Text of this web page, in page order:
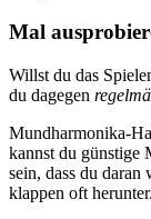
Mal
Willst du das
du dagegen
Mundharmonika-
kannst du günstige
sein, dass du daran
klappen oft herunter.